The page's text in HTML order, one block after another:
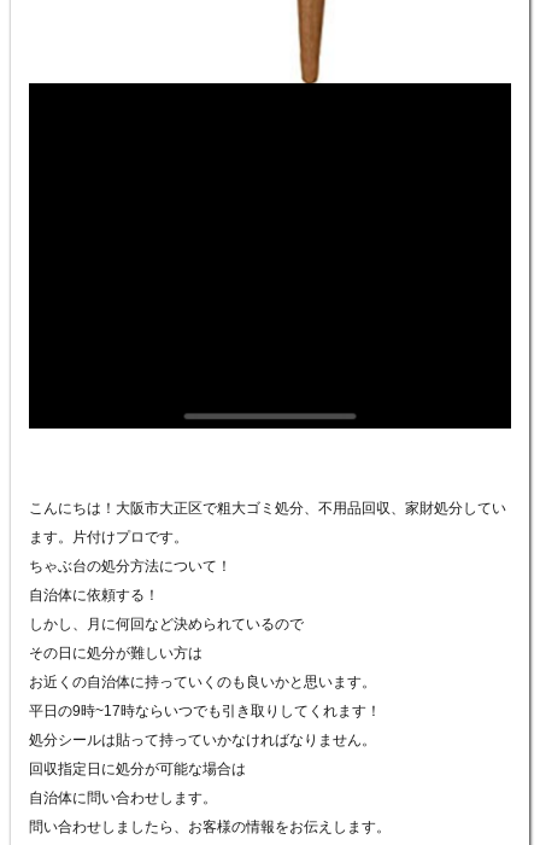
こんにちは！大阪市大正区で粗大ゴミ処分、不用品回収、家財処分してい
ます。片付けプロです。
ちゃぶ台の処分方法について！
自治体に依頼する！
しかし、月に何回など決められているので
その日に処分が難しい方は
お近くの自治体に持っていくのも良いかと思います。
平日の9時~17時ならいつでも引き取りしてくれます！
処分シールは貼って持っていかなければなりません。
回収指定日に処分が可能な場合は
自治体に問い合わせします。
問い合わせしましたら、お客様の情報をお伝えします。